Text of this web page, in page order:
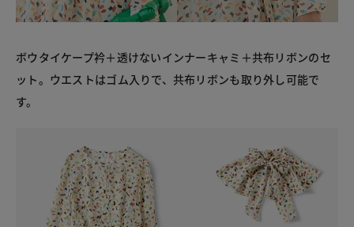
ボウタイケープ衿＋透けないインナーキャミ＋共布リボンのセ
ット。ウエストはゴム入りで、共布リボンも取り外し可能で
す。